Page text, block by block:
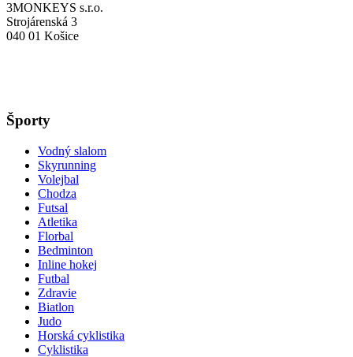
3MONKEYS s.r.o.
Strojárenská 3
040 01 Košice
Športy
Vodný slalom
Skyrunning
Volejbal
Chodza
Futsal
Atletika
Florbal
Bedminton
Inline hokej
Futbal
Zdravie
Biatlon
Judo
Horská cyklistika
Cyklistika